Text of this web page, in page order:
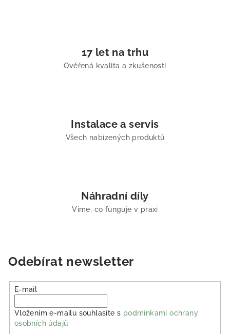
17 let na trhu
Ověřená kvalita a zkušenosti
Instalace a servis
Všech nabízených produktů
Náhradní díly
Víme, co funguje v praxi
Odebírat newsletter
E-mail
Vložením e-mailu souhlasíte s podmínkami ochrany
osobních údajů